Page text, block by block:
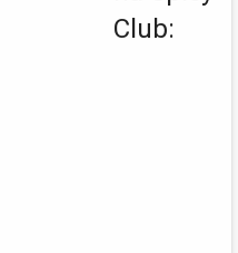
Club: